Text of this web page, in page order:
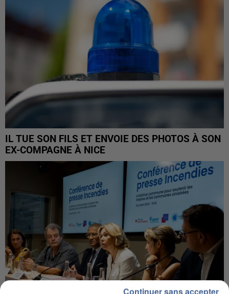
IL TUE SON FILS ET ENVOIE DES PHOTOS À SON
EX-COMPAGNE À NICE
Continuer sans accepter